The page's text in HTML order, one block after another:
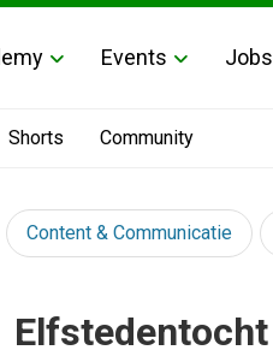
Events Jobs
Shorts Community
Content & Communicatie
Elfstedentocht